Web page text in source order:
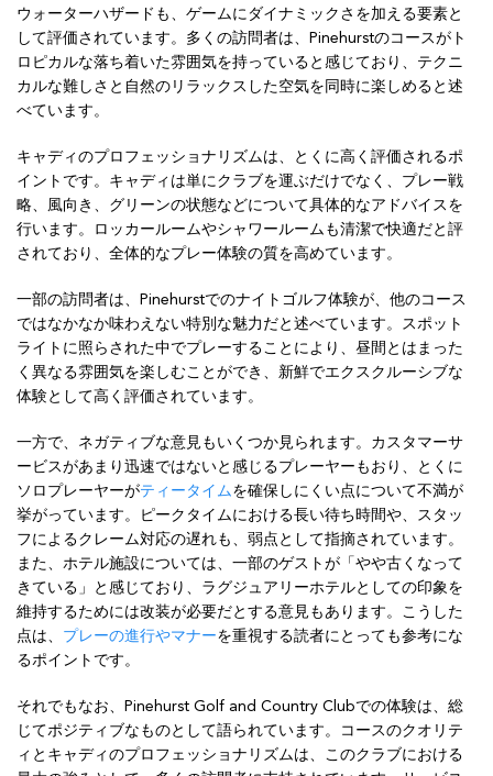
ウォーターハザードも、ゲームにダイナミックさを加える要素と
して評価されています。多くの訪問者は、Pinehurstのコースがト
ロピカルな落ち着いた雰囲気を持っていると感じており、テクニ
カルな難しさと自然のリラックスした空気を同時に楽しめると述
べています。
キャディのプロフェッショナリズムは、とくに高く評価されるポ
イントです。キャディは単にクラブを運ぶだけでなく、プレー戦
略、風向き、グリーンの状態などについて具体的なアドバイスを
行います。ロッカールームやシャワールームも清潔で快適だと評
されており、全体的なプレー体験の質を高めています。
一部の訪問者は、Pinehurstでのナイトゴルフ体験が、他のコース
ではなかなか味わえない特別な魅力だと述べています。スポット
ライトに照らされた中でプレーすることにより、昼間とはまった
く異なる雰囲気を楽しむことができ、新鮮でエクスクルーシブな
体験として高く評価されています。
一方で、ネガティブな意見もいくつか見られます。カスタマーサ
ービスがあまり迅速ではないと感じるプレーヤーもおり、とくに
ソロプレーヤーがティータイムを確保しにくい点について不満が
挙がっています。ピークタイムにおける長い待ち時間や、スタッ
フによるクレーム対応の遅れも、弱点として指摘されています。
また、ホテル施設については、一部のゲストが「やや古くなって
きている」と感じており、ラグジュアリーホテルとしての印象を
維持するためには改装が必要だとする意見もあります。こうした
点は、 プレーの進行やマナーを重視する読者にとっても参考にな
るポイントです。
それでもなお、Pinehurst Golf and Country Clubでの体験は、総
じてポジティブなものとして語られています。コースのクオリテ
ィとキャディのプロフェッショナリズムは、このクラブにおける